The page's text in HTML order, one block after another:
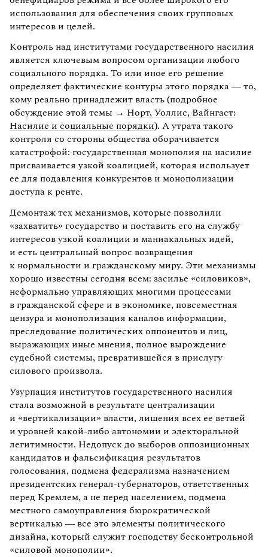
использования для обеспечения своих групповых
интересов и целей.
Контроль над институтами государственного насилия
является ключевым вопросом организации любого
социального порядка. То или иное его решение
определяет фактические контуры этого порядка — то,
кому реально принадлежит власть (подробное
обсуждение этой темы → Норт, Уоллис, Вайнгаст:
Насилие и социальные порядки). А утрата такого
контроля со стороны общества оборачивается
катастрофой: государственная монополия на насилие
присваивается узкой коалицией, которая использует
ее для подавления конкурентов и монополизации
доступа к ренте.
Демонтаж тех механизмов, которые позволили
«захватить» государство и поставить его на службу
интересов узкой коалиции и маниакальных идей,
и есть центральный вопрос возвращения
к нормальности и гражданскому миру. Эти механизмы
хорошо известны сегодня всем: засилье «силовиков»,
неформально управляющих многими процессами
в гражданской сфере и в экономике, повсеместная
цензура и монополизация каналов информации,
преследование политических оппонентов и лиц,
выражающих иные мнения, полное вырождение
судебной системы, превратившейся в прислугу
силового произвола.
Узурпация институтов государственного насилия
стала возможной в результате централизации
и «вертикализации» власти, лишения всех ее ветвей
и уровней какой-либо автономии и электоральной
легитимности. Недопуск до выборов оппозиционных
кандидатов и фальсификация результатов
голосования, подмена федерализма назначением
президентских генерал-губернаторов, ответственных
перед Кремлем, а не перед населением, подмена
местного самоуправления бюрократической
вертикалью — все это элементы политического
дизайна, который служит господству бесконтрольной
«силовой монополии».